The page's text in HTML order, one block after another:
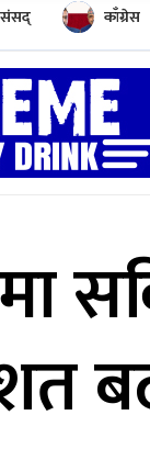
संसद् काँग्रेस